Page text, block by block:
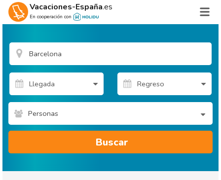
Vacaciones-España.es
En cooperación con
Personas
Buscar